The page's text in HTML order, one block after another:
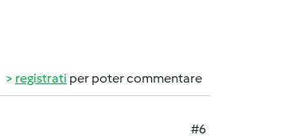
registrati per poter commentare
#6